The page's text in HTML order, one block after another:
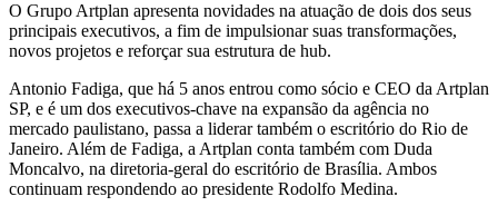
O Grupo Artplan apresenta novidades na atuação de dois dos seus
principais executivos, a fim de impulsionar suas transformações,
novos projetos e reforçar sua estrutura de hub.
Antonio Fadiga, que há 5 anos entrou como sócio e CEO da Artplan
SP, e é um dos executivos-chave na expansão da agência no
mercado paulistano, passa a liderar também o escritório do Rio de
Janeiro. Além de Fadiga, a Artplan conta também com Duda
Moncalvo, na diretoria-geral do escritório de Brasília. Ambos
continuam respondendo ao presidente Rodolfo Medina.